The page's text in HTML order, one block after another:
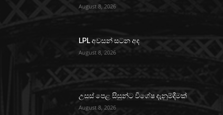
August 8, 2026
LPL අවසන් සටන අද
August 8, 2026
උසස් පෙළ සිසුන්ට විශේෂ දැනුම්දීමක්
August 8, 2026